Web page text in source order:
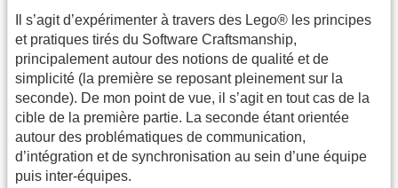
Il s’agit d’expérimenter à travers des Lego® les principes
et pratiques tirés du Software Craftsmanship,
principalement autour des notions de qualité et de
simplicité (la première se reposant pleinement sur la
seconde). De mon point de vue, il s’agit en tout cas de la
cible de la première partie. La seconde étant orientée
autour des problématiques de communication,
d’intégration et de synchronisation au sein d’une équipe
puis inter-équipes.